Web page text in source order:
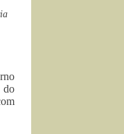
do